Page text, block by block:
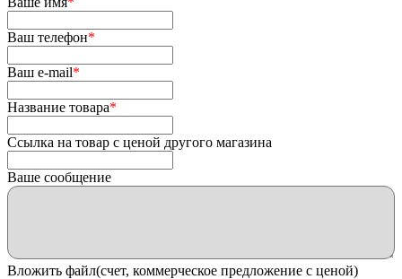
Ваш телефон*
Ваш e-mail*
Название товара*
Ссылка на товар с ценой другого магазина
Ваше сообщение
Вложить файл(счет, коммерческое предложение с ценой)